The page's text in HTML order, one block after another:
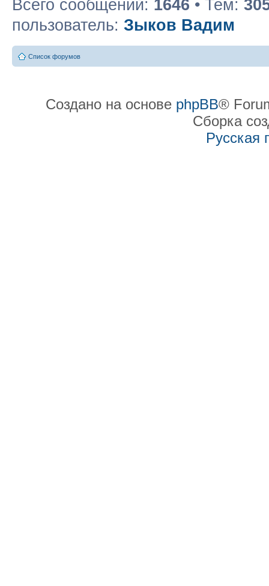
Всего сообщений: 1646 • Тем:
пользователь: Зыков Вадим
Список форумов
Создано на основе phpBB®
Сборка
Русская